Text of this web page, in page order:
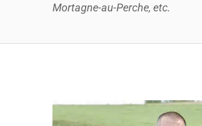
Mortagne-au-Perche, etc.